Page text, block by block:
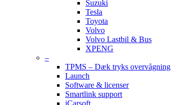
Suzuki
Tesla
Toyota
Volvo
Volvo Lastbil & Bus
XPENG
–
TPMS – Dæk tryks overvågning
Launch
Software & licenser
Smartlink support
iCarsoft